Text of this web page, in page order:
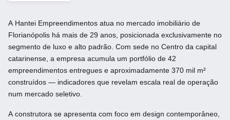
A Hantei Empreendimentos atua no mercado imobiliário de
Florianópolis há mais de 29 anos, posicionada exclusivamente no
segmento de luxo e alto padrão. Com sede no Centro da capital
catarinense, a empresa acumula um portfólio de 42
empreendimentos entregues e aproximadamente 370 mil m²
construídos — indicadores que revelam escala real de operação
num mercado seletivo.
A construtora se apresenta com foco em design contemporâneo,